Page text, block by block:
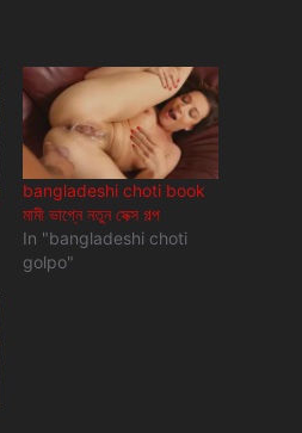
bangladeshi choti book
মামী ভাগ্নে নতুন সেক্স গল্প
In "bangladeshi choti
golpo"